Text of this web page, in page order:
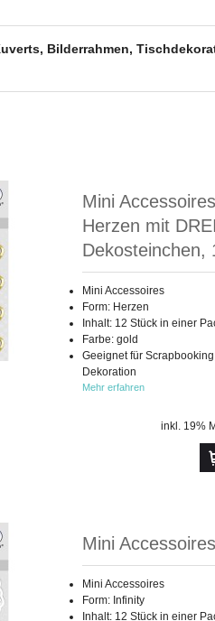
Bilderrahmen,
Mini
Herzen mit
Dekosteinchen,
Mini Accessoires
Form: Herzen
Inhalt: 12 Stück in einer
Farbe: gold
Geeignet für
Dekoration
Mehr erfahren
inkl. 19%
Mini
Mini Accessoires
Form: Infinity
Inhalt: 12 Stück in einer